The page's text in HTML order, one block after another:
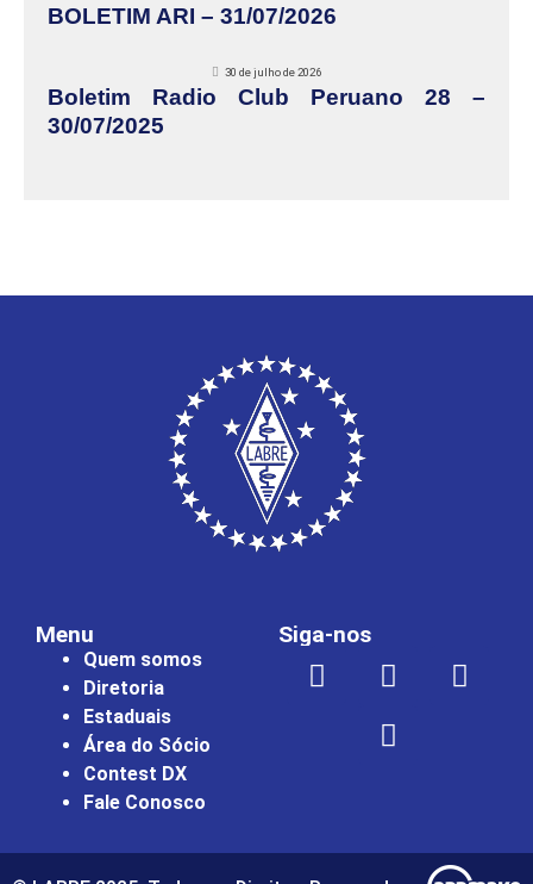
BOLETIM ARI – 31/07/2026
30 de julho de 2026
Boletim Radio Club Peruano 28 –
30/07/2025
Menu
Quem somos
Diretoria
Estaduais
Área do Sócio
Contest DX
Fale Conosco
Siga-nos